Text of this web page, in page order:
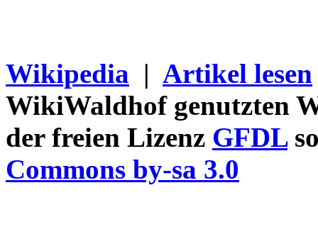
Wikipedia | Artikel lesen
WikiWaldhof genutzten
der freien Lizenz GFDL
Commons by-sa 3.0